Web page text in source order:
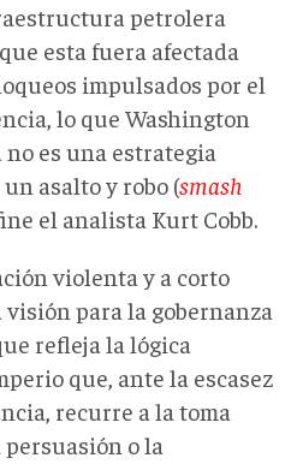
petrolera
esta fuera afectada
impulsados por el
lo que Washington
es una estrategia
asalto y robo (smash
el analista Kurt Cobb.
violenta y a corto
para la gobernanza
refleja la lógica
que, ante la escasez
recurre a la toma
o la